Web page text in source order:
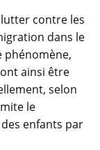
contre les
dans le
phénomène,
ainsi être
selon
le
enfants par